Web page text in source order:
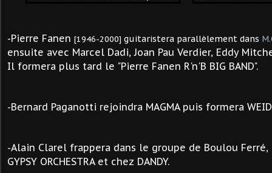
-Pierre Fanen [1946-2000] guitaristera parallèlement dans
ensuite avec Marcel Dadi, Joan Pau Verdier, Eddy
Il formera plus tard le "Pierre Fanen R'n'B BIG BAND".
-Bernard Paganotti rejoindra MAGMA puis formera
-Alain Clarel frappera dans le groupe de Boulou Ferré,
GYPSY ORCHESTRA et chez DANDY.